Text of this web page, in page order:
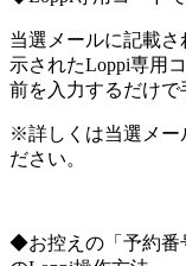
当選メールに記載
示されたLoppi専用
前を入力するだけで
※詳しくは当選メー
ださい。
◆お控えの「予約番